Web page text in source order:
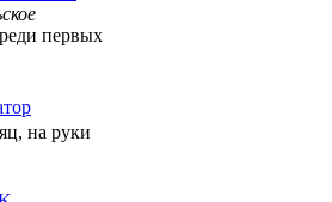
первых
на руки